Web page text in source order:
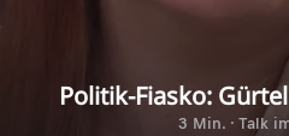
Politik-Fiasko:
3 Min. · Talk